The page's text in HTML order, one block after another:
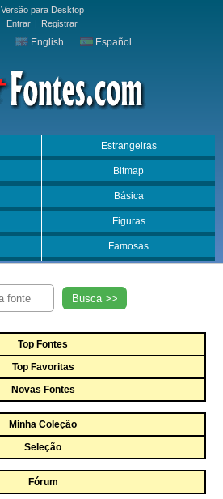
Versão para Desktop
Entrar | Registrar
English Español
Estrangeiras
Bitmap
Básica
Figuras
Famosas
Busca >>
Top Fontes
Top Favoritas
Novas Fontes
Minha Coleção
Seleção
Fórum